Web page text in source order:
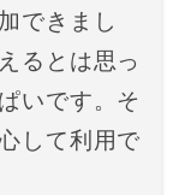
できまし
るとは思っ
いです。そ
して利用で